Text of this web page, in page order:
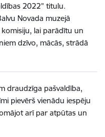
2022” titulu.
Novada muzejā
, lai parādītu un
dzīvo, mācās, strādā
draudzīga pašvaldība,
pievērš vienādu iespēju
arī par atpūtas un